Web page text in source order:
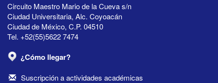
Circuito Maestro Mario de la Cueva s/n
Ciudad Universitaria, Alc. Coyoacán
Ciudad de México, C.P. 04510
Tel. +52(55)5622 7474
¿Cómo llegar?
Suscripción a actividades académicas